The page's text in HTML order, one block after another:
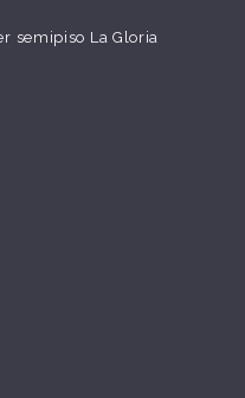
semipiso La Gloria